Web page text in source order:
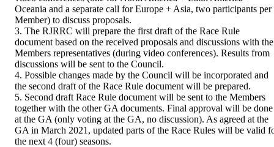
Oceania and a separate call for Europe + Asia, two participants per
Member) to discuss proposals.
3. The RJRRC will prepare the first draft of the Race Rule
document based on the received proposals and discussions with the
Members representatives (during video conferences). Results from
discussions will be sent to the Council.
4. Possible changes made by the Council will be incorporated and
the second draft of the Race Rule document will be prepared.
5. Second draft Race Rule document will be sent to the Members
together with the other GA documents. Final approval will be done
at the GA (only voting at the GA, no discussion). As agreed at the
GA in March 2021, updated parts of the Race Rules will be valid
the next 4 (four) seasons.